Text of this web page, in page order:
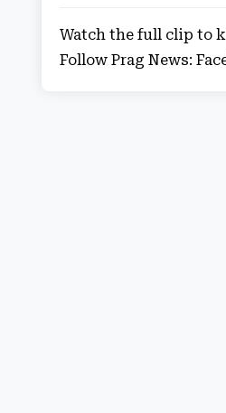
Watch the full clip to
Follow Prag News: